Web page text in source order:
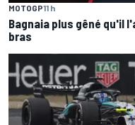
MOTOGP11 h
Bagnaia plus gêné qu'il
bras